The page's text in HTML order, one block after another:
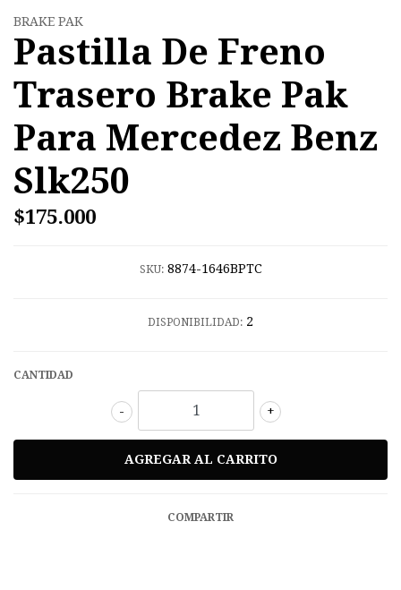
BRAKE PAK
Pastilla De Freno
Trasero Brake Pak
Para Mercedez Benz
Slk250
$175.000
SKU: 8874-1646BPTC
DISPONIBILIDAD: 2
CANTIDAD
+
-
COMPARTIR